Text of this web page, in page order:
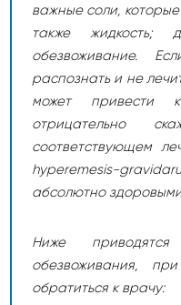
важные соли,
также жидкость;
обезвоживание.
распознать и не
может привести
отрицательно
соответствующем
hyperemesis-
абсолютно
Ниже
обезвоживания,
обратиться к врачу: